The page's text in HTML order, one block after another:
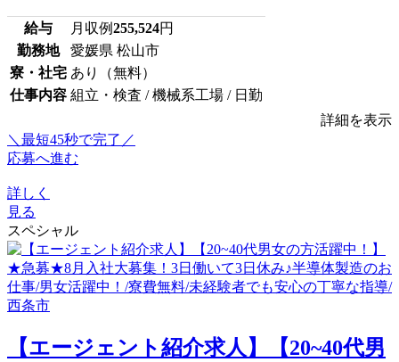
給与 月収例255,524円
勤務地
愛媛県 松山市
寮・社宅 あり（無料）
仕事内容 組立・検査 / 機械系工場 / 日勤
詳細を表示
＼最短45秒で完了／
応募へ進む
詳しく
見る
スペシャル
【エージェント紹介求人】【20~40代男